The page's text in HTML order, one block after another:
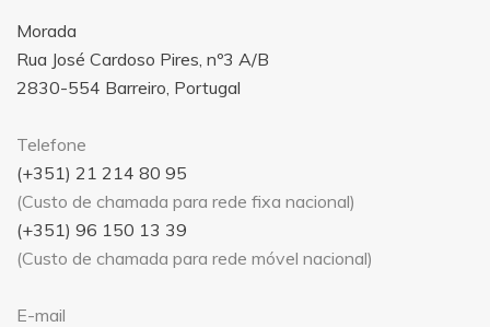
Morada
Rua José Cardoso Pires, nº3 A/B
2830-554 Barreiro, Portugal
Telefone
(+351) 21 214 80 95
(Custo de chamada para rede fixa nacional)
(+351) 96 150 13 39
(Custo de chamada para rede móvel nacional)
E-mail